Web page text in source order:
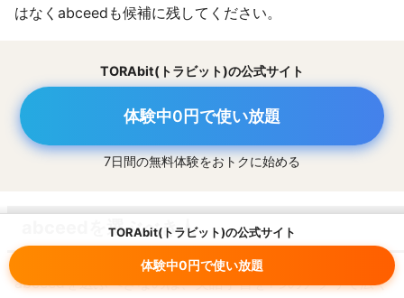
TORAbit(トラビット)の公式サイト
体験中0円で使い放題
はなくabceedも候補に残してください。
TORAbit(トラビット)の公式サイト
体験中0円で使い放題
7日間の無料体験をおトクに始める
abceedを選ぶべき人
abceedを選ぶべきなのは、英語学習を1つのアプリで広く